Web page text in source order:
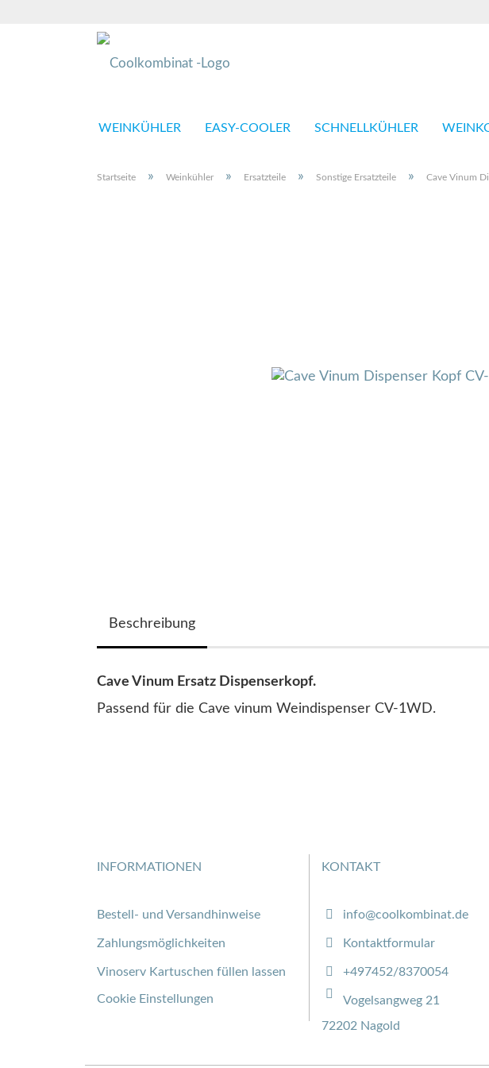
WEINKÜHLER EASY-COOLER SCHNELLKÜHLER
Startseite » Weinkühler » Ersatzteile » Sonstige Ersatzteile » Cave Vinum
Beschreibung
Cave Vinum Ersatz Dispenserkopf.
Passend für die Cave vinum Weindispenser CV-1WD.
INFORMATIONEN
Bestell- und Versandhinweise
Zahlungsmöglichkeiten
Vinoserv Kartuschen füllen lassen
Cookie Einstellungen
KONTAKT
info@coolkombinat.de
Kontaktformular
+497452/8370054
Vogelsangweg 21
72202 Nagold